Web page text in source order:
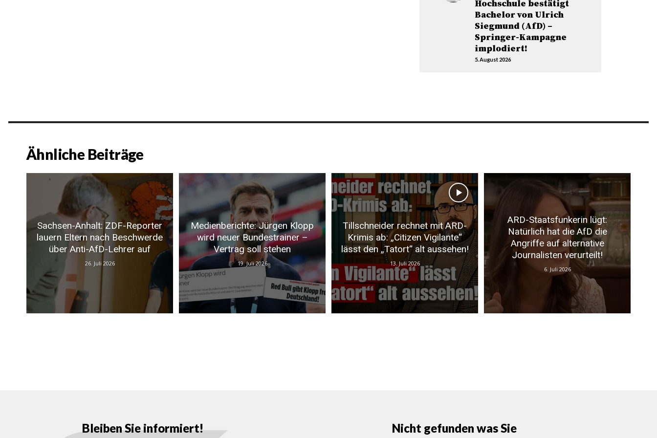
Hochschule bestätigt
Bachelor von Ulrich
Siegmund (AfD) –
Springer-Kampagne
implodiert!
5. August 2026
Ähnliche Beiträge
Sachsen-Anhalt: ZDF-Reporter
lauern Eltern nach Beschwerde
über Anti-AfD-Lehrer auf
26. Juli 2026
Medienberichte: Jürgen Klopp
wird neuer Bundestrainer –
Vertrag soll stehen
19. Juli 2026
Tillschneider rechnet mit ARD-
Krimis ab: „Citizen Vigilante“
lässt den „Tatort“ alt aussehen!
13. Juli 2026
ARD-Staatsfunkerin lügt:
Natürlich hat die AfD die
Angriffe auf alternative
Journalisten verurteilt!
6. Juli 2026
Bleiben Sie informiert!
Nicht gefunden was Sie